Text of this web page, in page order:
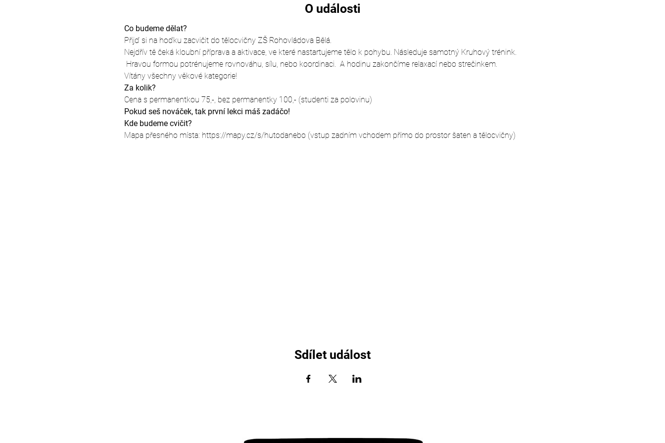
O události
Co budeme dělat?
Přijď si na hoďku zacvičit do tělocvičny ZŠ Rohovládova Bělá.
Nejdřív tě čeká kloubní příprava a aktivace, ve které nastartujeme tělo k pohybu. Následuje samotný Kruhový trénink.
Hravou formou potrénujeme rovnováhu, sílu, nebo koordinaci.  A hodinu zakončíme relaxací nebo strečinkem.
Vítány všechny věkové kategorie!
Za kolik?
Cena s permanentkou 75,-, bez permanentky 100,- (studenti za polovinu)
Pokud seš nováček, tak první lekci máš zadáčo!
Kde budeme cvičit?
Mapa přesného místa: https://mapy.cz/s/hutodanebo (vstup zadním vchodem přímo do prostor šaten a tělocvičny)
Sdílet událost